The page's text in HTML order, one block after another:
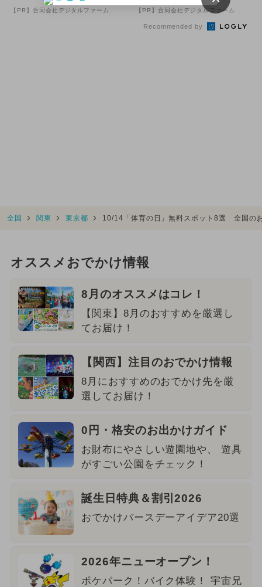
【PR】合同会社デジタルファーム 【PR】合同会社デジタルファーム
Recommended by
全国 関東 東京都 10/14「体育の日」無料スポット8選 全国の
オススメおでかけ情報
8月のオススメはコレ！
【関東】8月のおすすめを厳選し
てお届け！
【関西】注目のおでかけ情報
8月におすすめのおでかけ先を厳
選してお届け！
0円・格安のお出かけガイド
お財布にやさしい遊園地や、 遊具
がすごい公園をチェック！
誕生日特典＆割引2026
おでかけバースデーアイデア20選
2026年ニューオープン！
ポケパーク！バイク体験！ 宇宙兄